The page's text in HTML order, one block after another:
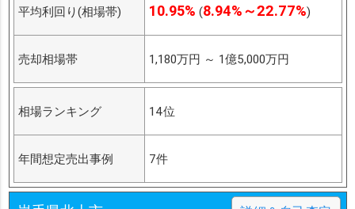
平均利回り(相場帯) 10.95% (8.94%～22.77%)
売却相場帯 1,180万円 ～ 1億5,000万円
相場ランキング 14位
年間想定売出事例 7件